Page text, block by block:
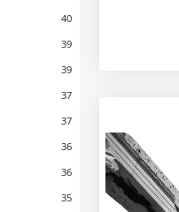
40
39
39
37
37
36
36
35